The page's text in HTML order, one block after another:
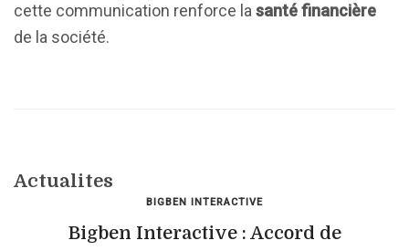
cette communication renforce la santé financière
de la société.
Actualites
BIGBEN INTERACTIVE
Bigben Interactive : Accord de